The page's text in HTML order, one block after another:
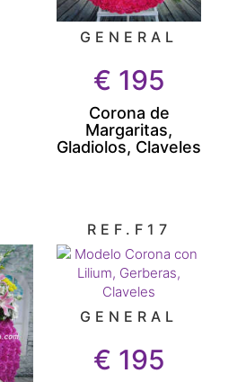
GENERAL
€ 195
Corona de
Margaritas,
Gladiolos, Claveles
REF.F17
GENERAL
€ 195